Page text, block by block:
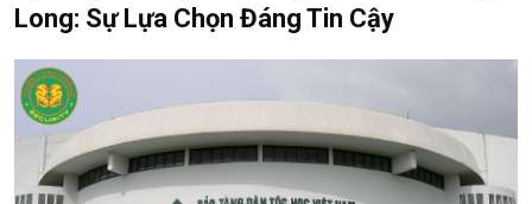
Long: Sự Lựa Chọn Đáng Tin Cậy